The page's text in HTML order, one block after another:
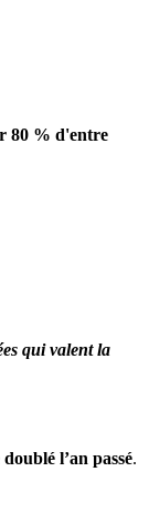
80 % d'entre
qui valent la
l’an passé.